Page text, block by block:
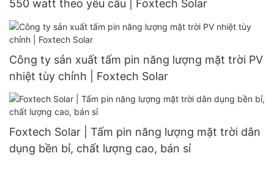
550 watt theo yêu cầu | Foxtech Solar
Công ty sản xuất tấm pin năng lượng mặt trời PV
nhiệt tùy chỉnh | Foxtech Solar
Foxtech Solar | Tấm pin năng lượng mặt trời dân
dụng bền bỉ, chất lượng cao, bán sỉ